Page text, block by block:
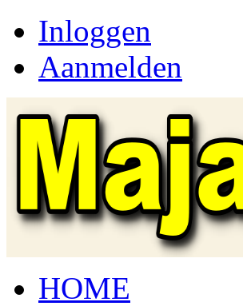
Inloggen
Aanmelden
HOME